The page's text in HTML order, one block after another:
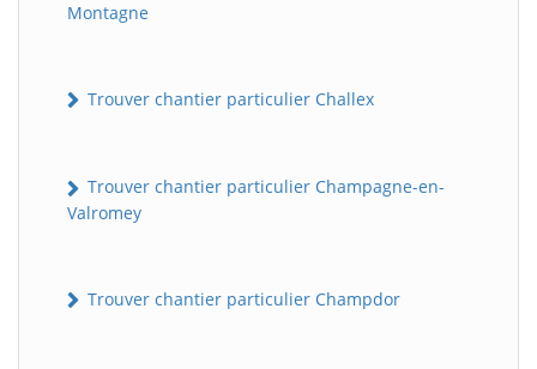
Montagne
Trouver chantier particulier Challex
Trouver chantier particulier Champagne-en-
Valromey
Trouver chantier particulier Champdor